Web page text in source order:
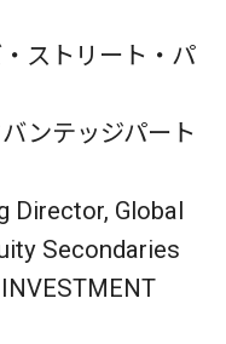
ストリート・パ
ンテッジパート
Director, Global
Secondaries